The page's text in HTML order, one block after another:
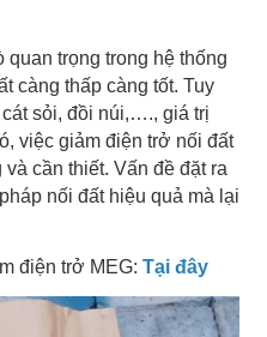
trọng trong hệ thống
càng thấp càng tốt. Tuy
sỏi, đồi núi,…., giá trị
việc giảm điện trở nối đất
cần thiết. Vấn đề đặt ra
nối đất hiệu quả mà lại
điện trở MEG: Tại đây